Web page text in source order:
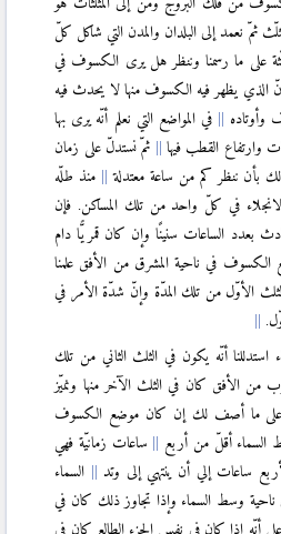
ثمّ نعمد إلى البلدان والمدن التي شاكل كلّ
على ما رسمنا وننظر هل يرى الكسوف في
الذي يظهر فيه الكسوف منها لا يحدث فيه
في المواضع التي نعلم أنّه يرى بها
وارتفاع القطب فيها
ثمّ نستدلّ على زمان
بأن ننظر كم من ساعة معتدلة
منذ طلّه
في كلّ واحد من تلك المساكن. فإن
بعدد الساعات سنينًا وإن كان قمريًّا دام
في ناحية المشرق من الأفق علمنا
الأوّل من تلك المدّة وإنّ شدّة الأمر في
أنّه يكون في الثلث الثاني من تلك
من الأفق كان في الثلث الآخر منها ونميّز
على ما أصف لك إن كان موضع الكسوف
السماء أقلّ من أربع
ساعات زمانيّة فهي
ساعات إلي أن ينتهي إلى وتد
السماء
ناحية وسط السماء وإذا تجاوز ذلك كان في
أنّه إذا كان في نفس الجزء الطالع كان في